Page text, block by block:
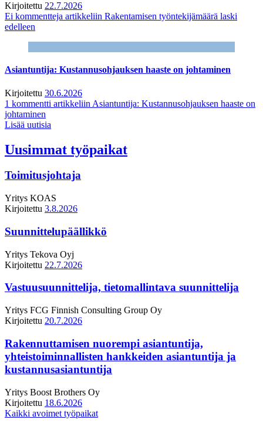
Kirjoitettu 22.7.2026
Ei kommentteja artikkeliin Rakentamisen työntekijämäärä laski
edelleen
Asiantuntija: Kustannusohjauksen haaste on johtaminen
Kirjoitettu 30.6.2026
1 kommentti artikkeliin Asiantuntija: Kustannusohjauksen haaste on
johtaminen
Lisää uutisia
Uusimmat työpaikat
Toimitusjohtaja
Yritys KOAS
Kirjoitettu 3.8.2026
Suunnittelupäällikkö
Yritys Tekova Oyj
Kirjoitettu 22.7.2026
Vastuusuunnittelija, tietomallintava suunnittelija
Yritys FCG Finnish Consulting Group Oy
Kirjoitettu 20.7.2026
Rakennuttamisen nuorempi asiantuntija,
yhteistoiminnallisten hankkeiden asiantuntija ja
kustannusasiantuntija
Yritys Boost Brothers Oy
Kirjoitettu 18.6.2026
Kaikki avoimet työpaikat